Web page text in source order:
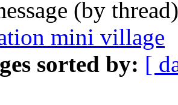
(by
mini village
sorted by: [